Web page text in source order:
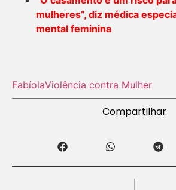
mulheres”, diz médica
mental feminina
FabíolaViolência contra Mulher
Compartilhar